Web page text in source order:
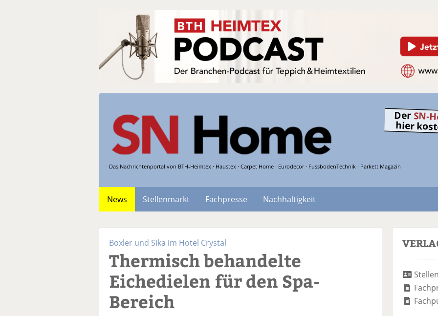
Das Nachrichtenportal von BTH-Heimtex · Haustex · Carpet Home · Eurodecor · FussbodenTechnik · Parkett Magazin
Der SN-
hier
News Stellenmarkt Fachpresse
Nachhaltigkeit
Boxler und Sika im Hotel Crystal
Thermisch behandelte
Eichedielen für den Spa-
Bereich